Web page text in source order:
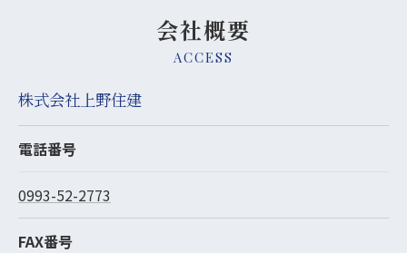
会社概要
ACCESS
株式会社上野住建
電話番号
0993-52-2773
FAX番号